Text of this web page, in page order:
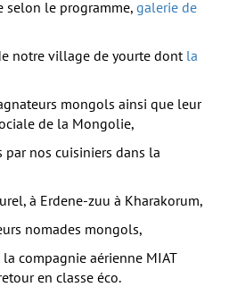
selon le programme, galerie de
notre village de yourte dont la
mongols ainsi que leur
de la Mongolie,
par nos cuisiniers dans la
à Erdene-zuu à Kharakorum,
nomades mongols,
compagnie aérienne MIAT
en classe éco.